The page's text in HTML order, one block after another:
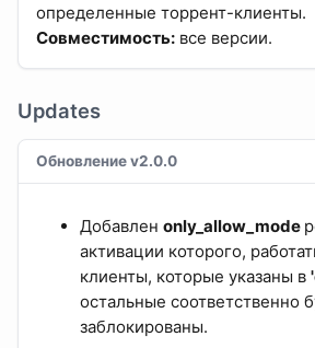
определенные торрент-клиенты.
Совместимость: все версии.
Updates
Обновление v2.0.0
Добавлен only_allow_mode
активации которого,
клиенты, которые указаны в
остальные соответственно
заблокированы.